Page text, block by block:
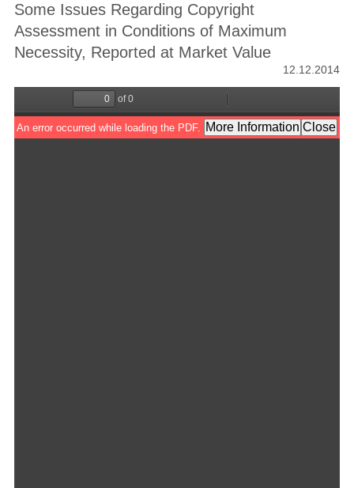
Some Issues Regarding Copyright
Assessment in Conditions of Maximum
Necessity, Reported at Market Value
12.12.2014